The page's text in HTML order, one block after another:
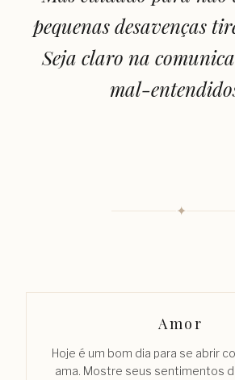
pequenas desavenças
Seja claro na
mal-
✦
Amor
Hoje é um bom dia para se abrir
ama. Mostre seus sentimentos